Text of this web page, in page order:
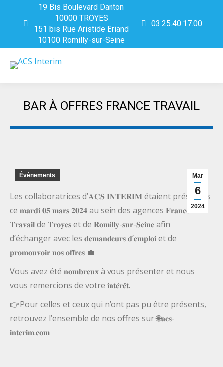
19 Bis Boulevard Danton
10000 TROYES
151 bis Rue Aristide Briand
10100 Romilly-sur-Seine
03.25.40.17.00
BAR À OFFRES FRANCE TRAVAIL
Mar
6
2024
Événements
Les collaboratrices d’𝐀𝐂𝐒 𝐈𝐍𝐓𝐄𝐑𝐈𝐌 étaient présentes
ce 𝐦𝐚𝐫𝐝𝐢 𝟎𝟓 𝐦𝐚𝐫𝐬 𝟐𝟎𝟐𝟒 au sein des agences 𝐅𝐫𝐚𝐧𝐜𝐞
𝐓𝐫𝐚𝐯𝐚𝐢𝐥 de 𝐓𝐫𝐨𝐲𝐞𝐬 et de 𝐑𝐨𝐦𝐢𝐥𝐥𝐲-𝐬𝐮𝐫-𝐒𝐞𝐢𝐧𝐞 afin
d’échanger avec les 𝐝𝐞𝐦𝐚𝐧𝐝𝐞𝐮𝐫𝐬 𝐝’𝐞𝐦𝐩𝐥𝐨𝐢 et de
𝐩𝐫𝐨𝐦𝐨𝐮𝐯𝐨𝐢𝐫 𝐧𝐨𝐬 𝐨𝐟𝐟𝐫𝐞𝐬 💼
Vous avez été 𝐧𝐨𝐦𝐛𝐫𝐞𝐮𝐱 à vous présenter et nous
vous remercions de votre 𝐢𝐧𝐭𝐞́𝐫𝐞̂𝐭.
👉Pour celles et ceux qui n’ont pas pu être présents,
retrouvez l’ensemble de nos offres sur 🌐𝐚𝐜𝐬-
𝐢𝐧𝐭𝐞𝐫𝐢𝐦.𝐜𝐨𝐦